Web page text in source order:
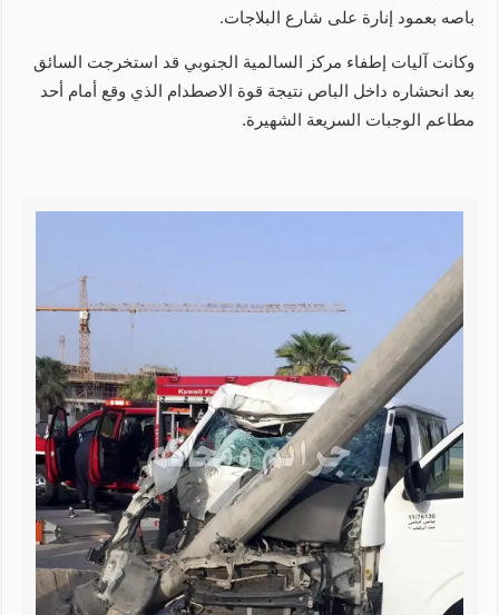
باصه بعمود إنارة على شارع البلاجات.
وكانت آليات إطفاء مركز السالمية الجنوبي قد استخرجت السائق
بعد انحشاره داخل الباص نتيجة قوة الاصطدام الذي وقع أمام أحد
مطاعم الوجبات السريعة الشهيرة.